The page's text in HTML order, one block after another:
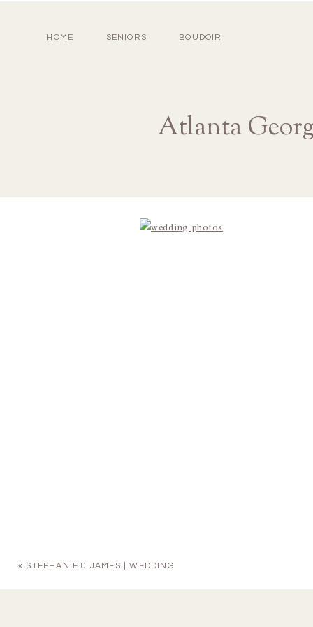
HOME SENIORS BOUDOIR
Atlanta
« STEPHANIE & JAMES | WEDDING